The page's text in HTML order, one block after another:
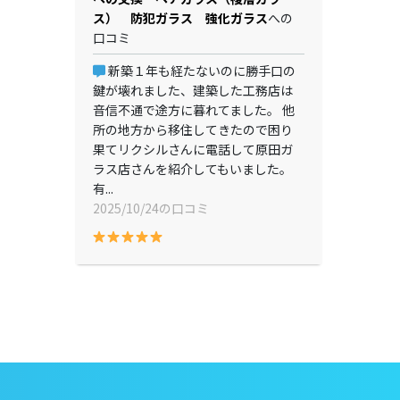
ス） 防犯ガラス 強化ガラスへの
口コミ
新築１年も経たないのに勝手口の
鍵が壊れました、建築した工務店は
音信不通で途方に暮れてました。 他
所の地方から移住してきたので困り
果てリクシルさんに電話して原田ガ
ラス店さんを紹介してもいました。
有...
2025/10/24の口コミ